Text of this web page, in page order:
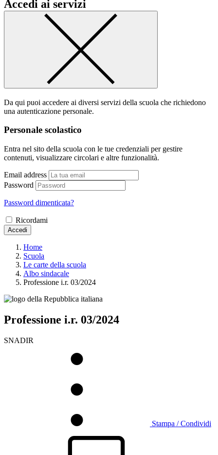
Accedi ai servizi
Da qui puoi accedere ai diversi servizi della scuola che richiedono
una autenticazione personale.
Personale scolastico
Entra nel sito della scuola con le tue credenziali per gestire
contenuti, visualizzare circolari e altre funzionalità.
Email address
Password
Password dimenticata?
Ricordami
Accedi
Home
Scuola
Le carte della scuola
Albo sindacale
Professione i.r. 03/2024
Professione i.r. 03/2024
SNADIR
Stampa / Condividi